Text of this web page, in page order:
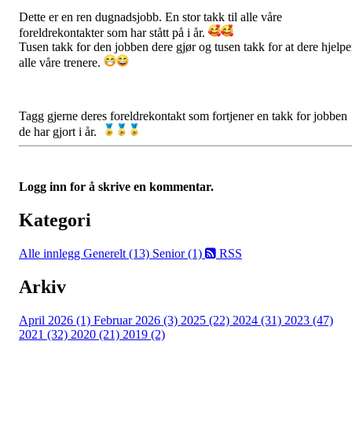
Dette er en ren dugnadsjobb. En stor takk til alle våre
foreldrekontakter som har stått på i år.
Tusen takk for den jobben dere gjør og tusen takk for at dere
alle våre trenere.
Tagg gjerne deres foreldrekontakt som fortjener en takk for jobben
de har gjort i år.
Logg inn for å skrive en kommentar.
Kategori
Alle innlegg Generelt (13) Senior (1) RSS
Arkiv
April 2026 (1) Februar 2026 (3) 2025 (22) 2024 (31) 2023 (47)
2021 (32) 2020 (21) 2019 (2)